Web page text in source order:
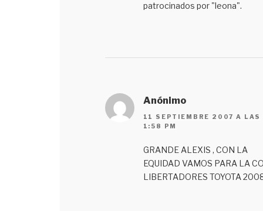
patrocinados por "leona".
Anónimo
11 SEPTIEMBRE 2007 A LAS
1:58 PM
GRANDE ALEXIS , CON LA
EQUIDAD VAMOS PARA LA
LIBERTADORES TOYOTA